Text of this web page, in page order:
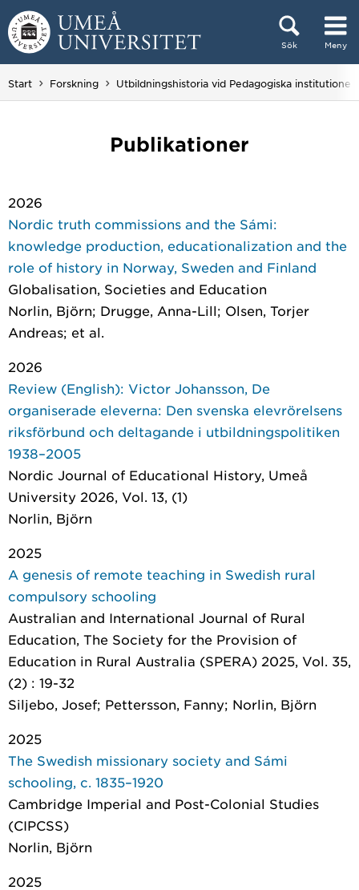
Hoppa direkt till innehållet
Sök Meny
Huvudmenyn dold.
Start Forskning Utbildningshistoria vid Pedagogiska institutionen
Publikationer
2026
Nordic truth commissions and the Sámi:
knowledge production, educationalization and the
role of history in Norway, Sweden and Finland
Globalisation, Societies and Education
Norlin, Björn; Drugge, Anna-Lill; Olsen, Torjer
Andreas; et al.
2026
Review (English): Victor Johansson, De
organiserade eleverna: Den svenska elevrörelsens
riksförbund och deltagande i utbildningspolitiken
1938–2005
Nordic Journal of Educational History, Umeå
University 2026, Vol. 13, (1)
Norlin, Björn
2025
A genesis of remote teaching in Swedish rural
compulsory schooling
Australian and International Journal of Rural
Education, The Society for the Provision of
Education in Rural Australia (SPERA) 2025, Vol. 35,
(2) : 19-32
Siljebo, Josef; Pettersson, Fanny; Norlin, Björn
2025
The Swedish missionary society and Sámi
schooling, c. 1835–1920
Cambridge Imperial and Post-Colonial Studies
(CIPCSS)
Norlin, Björn
2025